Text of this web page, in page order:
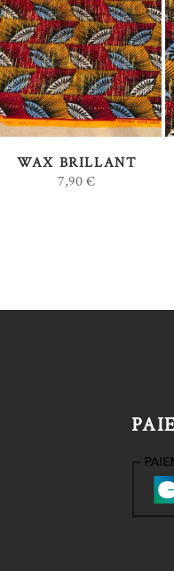
AJOUTER AU PANIER
WAX BRILLANT
7,90€